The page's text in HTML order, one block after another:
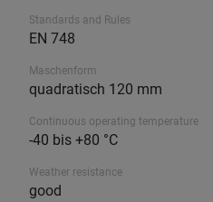
Standards and Rules
EN 748
Maschenform
quadratisch 120 mm
Continuous operating temperature
-40 bis +80 °C
Weather resistance
good